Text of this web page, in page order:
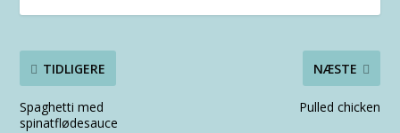
TIDLIGERE
Spaghetti med
spinatflødesauce
NÆSTE
Pulled chicken